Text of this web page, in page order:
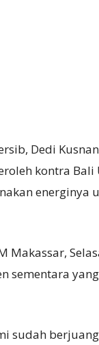
Dedi
kontra
energinya
Makassar,
sementara
sudah